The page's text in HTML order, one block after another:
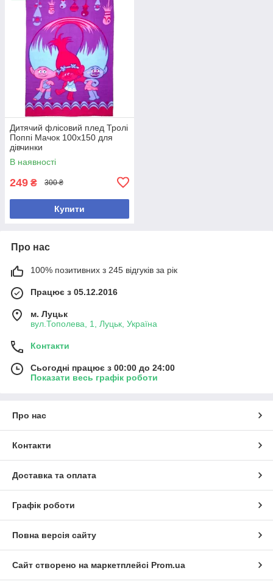
Дитячий флісовий плед Тролі
Поппі Мачок 100х150 для
дівчинки
В наявності
249 ₴ 300 ₴
Купити
Про нас
100% позитивних з 245 відгуків за рік
Працює з 05.12.2016
м. Луцьк
вул.Тополева, 1, Луцьк, Україна
Контакти
Сьогодні працює з 00:00 до 24:00
Показати весь графік роботи
Про нас
Контакти
Доставка та оплата
Графік роботи
Повна версія сайту
Сайт створено на маркетплейсі Prom.ua